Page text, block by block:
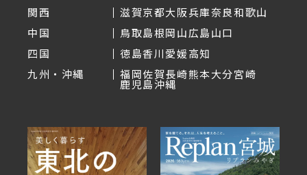
関西
滋賀京都大阪兵庫奈良和歌山
中国
鳥取島根岡山広島山口
四国
徳島香川愛媛高知
九州・沖縄
福岡佐賀長崎熊本大分宮崎
鹿児島沖縄